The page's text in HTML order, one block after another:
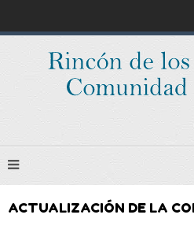
ACTUALIZACIÓN DE LA